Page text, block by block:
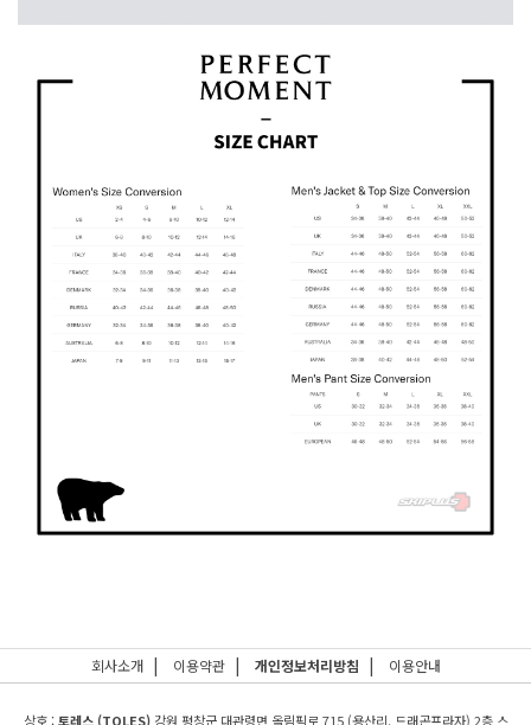
회사소개| 이용약관| 개인정보처리방침 | 이용안내
상호 :토레스 (TOLES)강원 평창군 대관령면 올림픽로 715 (용산리, 드래곤프라자) 2층 스